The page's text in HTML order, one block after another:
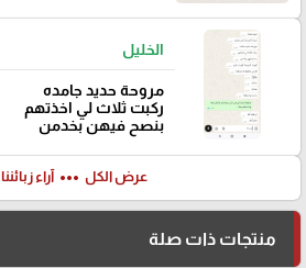
الخليل
مروحة حديد جامده
ركبت ثلاث لي اخذتهم
بنصح فيهن بخدمن
عرض الكل more_horiz آراء زبائننا
منتجات ذات صلة